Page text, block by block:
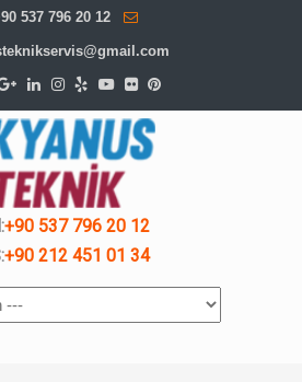
537 796 20 12
+90 537 796 20 12
+90 212 451 01 34